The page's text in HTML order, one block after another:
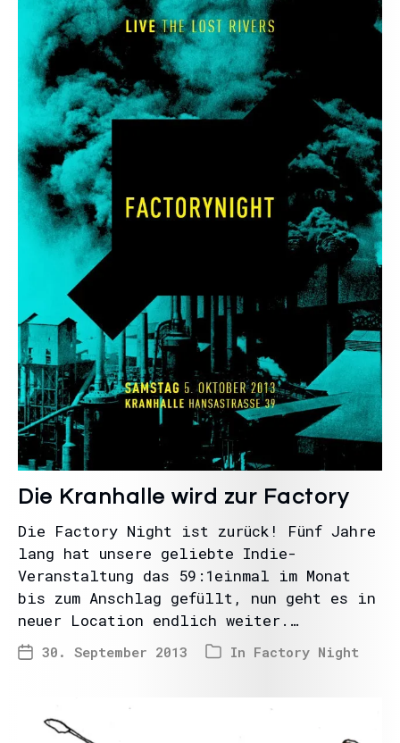
Die Kranhalle wird zur Factory
Die Factory Night ist zurück! Fünf Jahre
lang hat unsere geliebte Indie-
Veranstaltung das 59:1einmal im Monat
bis zum Anschlag gefüllt, nun geht es in
neuer Location endlich weiter.…
30. September 2013 In Factory Night